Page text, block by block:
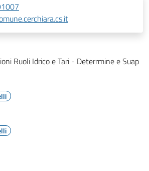
Ruoli Idrico e Tari - Deterrmine e Suap